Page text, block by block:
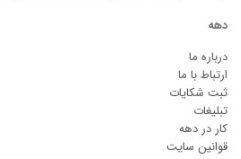
دهه
درباره ما
ارتباط با ما
ثبت شکایات
تبلیغات
کار در دهه
قوانین سایت